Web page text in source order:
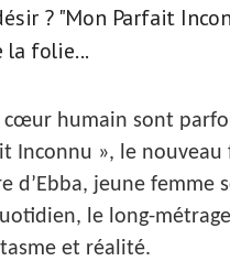
? "Mon Parfait
la folie...
cœur humain sont
Inconnu », le nouveau
d’Ebba, jeune
le long-
et réalité.